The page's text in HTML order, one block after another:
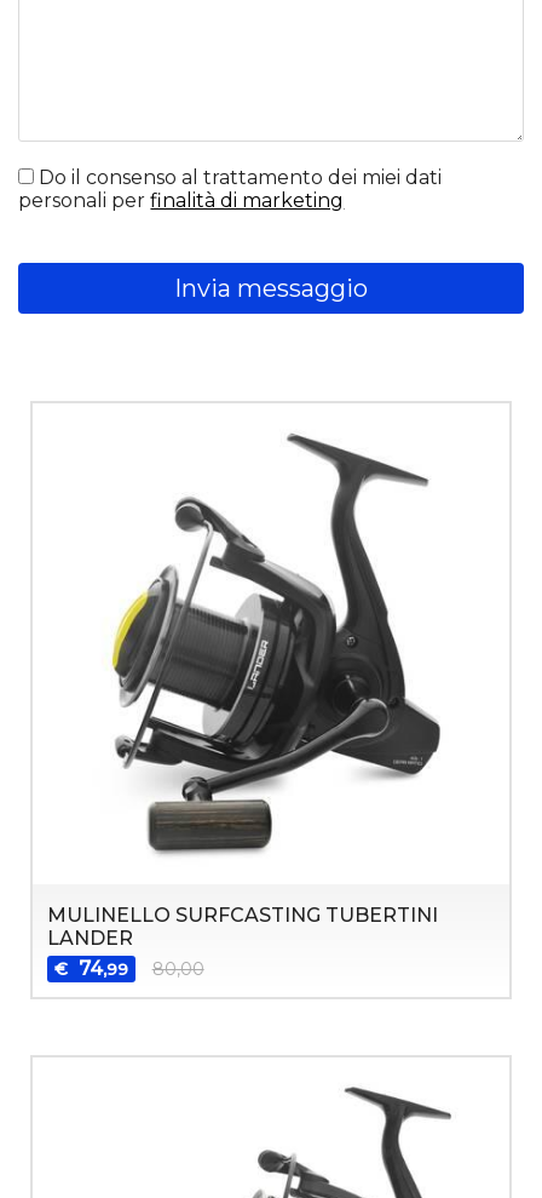
Do il consenso al trattamento dei miei dati
personali perfinalità di marketing
Invia messaggio
MULINELLO SURFCASTING TUBERTINI
LANDER
€ 74,99 80,00